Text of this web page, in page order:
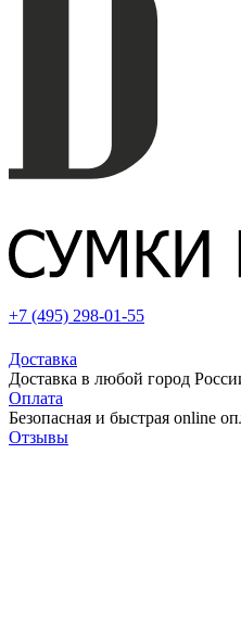
+7 (495) 298-01-55
Доставка
Доставка в любой город
Оплата
Безопасная и быстрая online
Отзывы